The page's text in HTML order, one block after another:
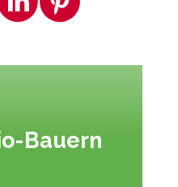
Bauern